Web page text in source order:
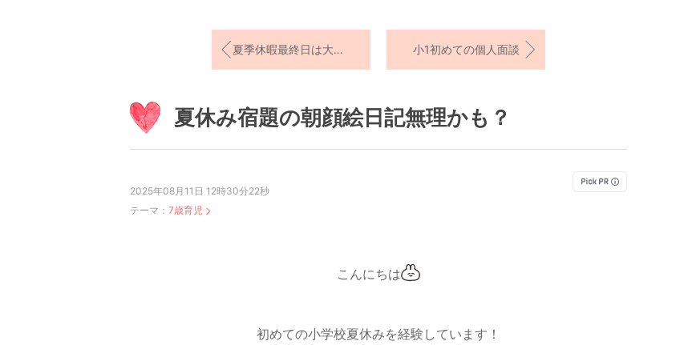
夏季休暇最終日は大掃除 小1初めての個人面談
夏休み宿題の朝顔絵日記無理かも？
2025年08月11日 12時30分22秒
テーマ： 7歳育児
こんにちは
初めての小学校夏休みを経験しています！